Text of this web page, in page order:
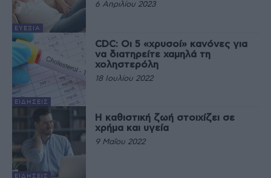
ΕΥΕΞΊΑ
6 Απριλίου 2023
ΕΙΔΉΣΕΙΣ
CDC: Οι 5 «χρυσοί» κανόνες για
να διατηρείτε χαμηλά τη
χοληστερόλη
18 Ιουλίου 2022
ΕΙΔΉΣΕΙΣ
Η καθιστική ζωή στοιχίζει σε
χρήμα και υγεία
9 Μαΐου 2022